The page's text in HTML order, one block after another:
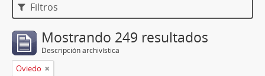
Filtros
Mostrando 249 resultados
Descripción archivística
Oviedo